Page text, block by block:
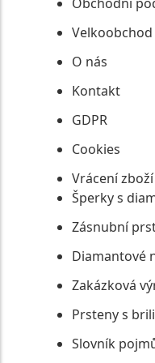
Velkoobchod
O nás
Kontakt
GDPR
Cookies
Vrácení zboží
Šperky s
Zásnubní
Diamantové
Zakázková
Prsteny s
Slovník